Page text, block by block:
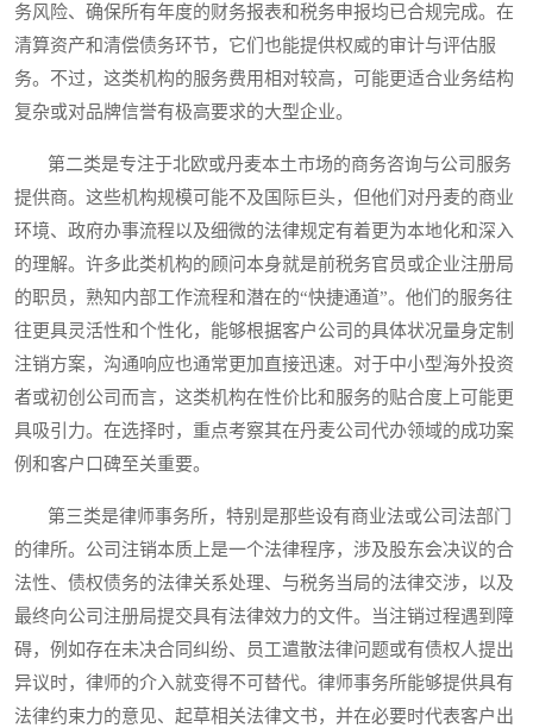
务风险、确保所有年度的财务报表和税务申报均已合规完成。在
清算资产和清偿债务环节，它们也能提供权威的审计与评估服
务。不过，这类机构的服务费用相对较高，可能更适合业务结构
复杂或对品牌信誉有极高要求的大型企业。
第二类是专注于北欧或丹麦本土市场的商务咨询与公司服务
提供商。这些机构规模可能不及国际巨头，但他们对丹麦的商业
环境、政府办事流程以及细微的法律规定有着更为本地化和深入
的理解。许多此类机构的顾问本身就是前税务官员或企业注册局
的职员，熟知内部工作流程和潜在的“快捷通道”。他们的服务往
往更具灵活性和个性化，能够根据客户公司的具体状况量身定制
注销方案，沟通响应也通常更加直接迅速。对于中小型海外投资
者或初创公司而言，这类机构在性价比和服务的贴合度上可能更
具吸引力。在选择时，重点考察其在丹麦公司代办领域的成功案
例和客户口碑至关重要。
第三类是律师事务所，特别是那些设有商业法或公司法部门
的律所。公司注销本质上是一个法律程序，涉及股东会决议的合
法性、债权债务的法律关系处理、与税务当局的法律交涉，以及
最终向公司注册局提交具有法律效力的文件。当注销过程遇到障
碍，例如存在未决合同纠纷、员工遣散法律问题或有债权人提出
异议时，律师的介入就变得不可替代。律师事务所能够提供具有
法律约束力的意见、起草相关法律文书，并在必要时代表客户出